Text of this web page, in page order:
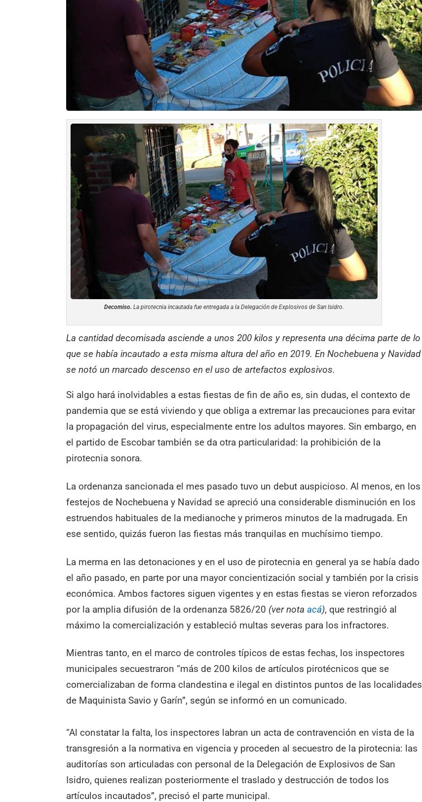
Decomiso. La pirotecnia incautada fue entregada a la Delegación de Explosivos de San Isidro.
La cantidad decomisada asciende a unos 200 kilos y representa una décima parte de lo
que se había incautado a esta misma altura del año en 2019. En Nochebuena y Navidad
se notó un marcado descenso en el uso de artefactos explosivos.
Si algo hará inolvidables a estas fiestas de fin de año es, sin dudas, el contexto de
pandemia que se está viviendo y que obliga a extremar las precauciones para evitar
la propagación del virus, especialmente entre los adultos mayores. Sin embargo, en
el partido de Escobar también se da otra particularidad: la prohibición de la
pirotecnia sonora.
La ordenanza sancionada el mes pasado tuvo un debut auspicioso. Al menos, en los
festejos de Nochebuena y Navidad se apreció una considerable disminución en los
estruendos habituales de la medianoche y primeros minutos de la madrugada. En
ese sentido, quizás fueron las fiestas más tranquilas en muchísimo tiempo.
La merma en las detonaciones y en el uso de pirotecnia en general ya se había dado
el año pasado, en parte por una mayor concientización social y también por la crisis
económica. Ambos factores siguen vigentes y en estas fiestas se vieron reforzados
por la amplia difusión de la ordenanza 5826/20 (ver notaacá), que restringió al
máximo la comercialización y estableció multas severas para los infractores.
Mientras tanto, en el marco de controles típicos de estas fechas, los inspectores
municipales secuestraron “más de 200 kilos de artículos pirotécnicos que se
comercializaban de forma clandestina e ilegal en distintos puntos de las localidades
de Maquinista Savio y Garín”, según se informó en un comunicado.
“Al constatar la falta, los inspectores labran un acta de contravención en vista de la
transgresión a la normativa en vigencia y proceden al secuestro de la pirotecnia: las
auditorías son articuladas con personal de la Delegación de Explosivos de San
Isidro, quienes realizan posteriormente el traslado y destrucción de todos los
artículos incautados”, precisó el parte municipal.